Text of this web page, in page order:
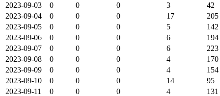
2023-09-03
0 0 0 3
42
2023-09-04
0 0 0 17
205
2023-09-05
0 0 0 5
142
2023-09-06
0 0 0 6
194
2023-09-07
0 0 0 6
223
2023-09-08
0 0 0 4
170
2023-09-09
0 0 0 4
154
2023-09-10
0 0 0 14
95
2023-09-11
0 0 0 4
131